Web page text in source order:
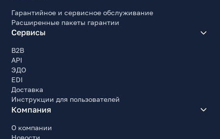
Гарантийное и сервисное обслуживание
Расширенные пакеты гарантии
Сервисы
B2B
API
ЭДО
EDI
Доставка
Инструкции для пользователей
Компания
О компании
Новости